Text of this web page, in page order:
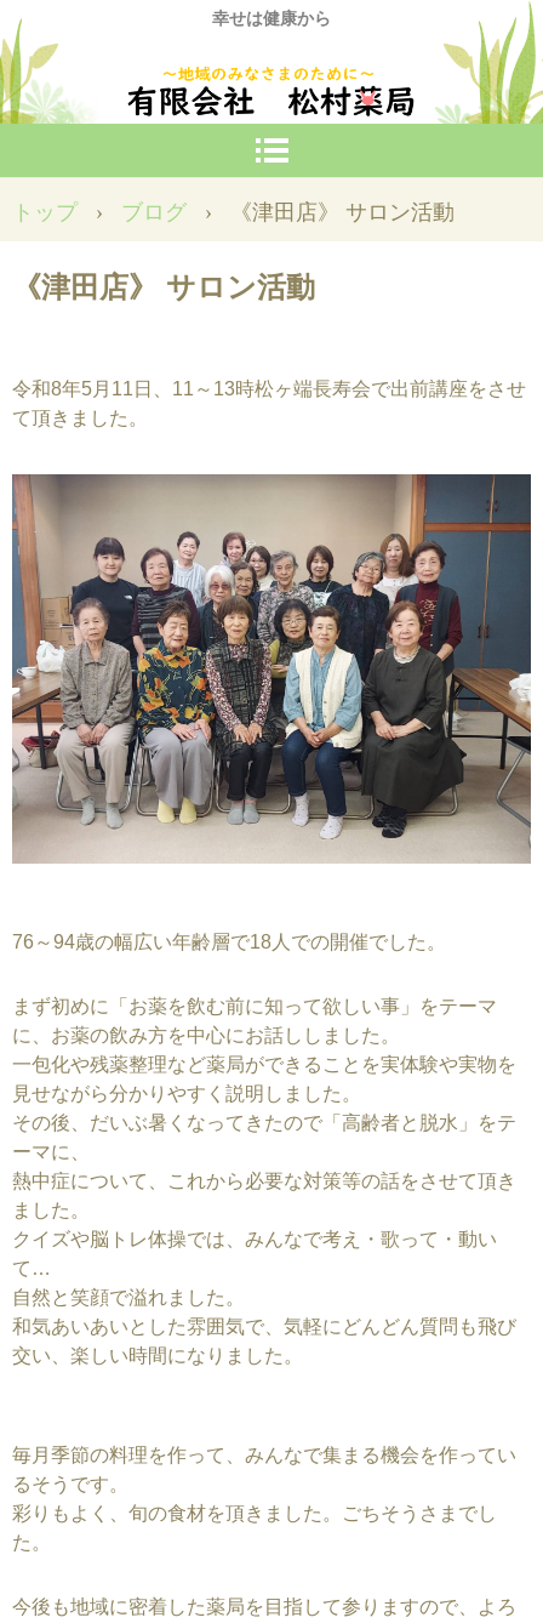
幸せは健康から
トップ › ブログ › 《津田店》 サロン活動
《津田店》 サロン活動
令和8年5月11日、11～13時松ヶ端長寿会で出前講座をさせ
て頂きました。
76～94歳の幅広い年齢層で18人での開催でした。
まず初めに「お薬を飲む前に知って欲しい事」をテーマ
に、お薬の飲み方を中心にお話ししました。
一包化や残薬整理など薬局ができることを実体験や実物を
見せながら分かりやすく説明しました。
その後、だいぶ暑くなってきたので「高齢者と脱水」をテ
ーマに、
熱中症について、これから必要な対策等の話をさせて頂き
ました。
クイズや脳トレ体操では、みんなで考え・歌って・動い
て…
自然と笑顔で溢れました。
和気あいあいとした雰囲気で、気軽にどんどん質問も飛び
交い、楽しい時間になりました。
毎月季節の料理を作って、みんなで集まる機会を作ってい
るそうです。
彩りもよく、旬の食材を頂きました。ごちそうさまでし
た。
今後も地域に密着した薬局を目指して参りますので、よろ